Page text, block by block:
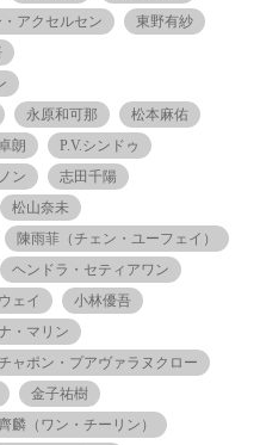
アクセルセン
東野有紗
永原和可那
松本麻佑
朗
P.V.シンドゥ
ン
志田千陽
松山奈未
陳雨菲（チェン・ユーフェイ）
ヘンドラ・セティアワン
ェイ
小林優吾
・マリン
ャポン・プアヴァラヌクロー
金子祐樹
麟（ワン・チーリン）